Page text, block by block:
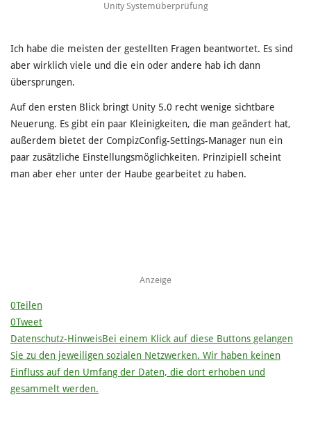
Unity Systemüberprüfung
Ich habe die meisten der gestellten Fragen beantwortet. Es sind
aber wirklich viele und die ein oder andere hab ich dann
übersprungen.
Auf den ersten Blick bringt Unity 5.0 recht wenige sichtbare
Neuerung. Es gibt ein paar Kleinigkeiten, die man geändert hat,
außerdem bietet der CompizConfig-Settings-Manager nun ein
paar zusätzliche Einstellungsmöglichkeiten. Prinzipiell scheint
man aber eher unter der Haube gearbeitet zu haben.
Anzeige
0Teilen
0Tweet
Datenschutz-HinweisBei einem Klick auf diese Buttons gelangen
Sie zu den jeweiligen sozialen Netzwerken. Wir haben keinen
Einfluss auf den Umfang der Daten, die dort erhoben und
gesammelt werden.